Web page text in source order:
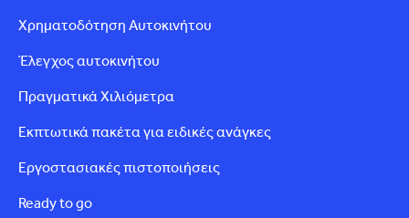
Χρηματοδότηση Αυτοκινήτου
Έλεγχος αυτοκινήτου
Πραγματικά Χιλιόμετρα
Εκπτωτικά πακέτα για ειδικές ανάγκες
Εργοστασιακές πιστοποιήσεις
Ready to go